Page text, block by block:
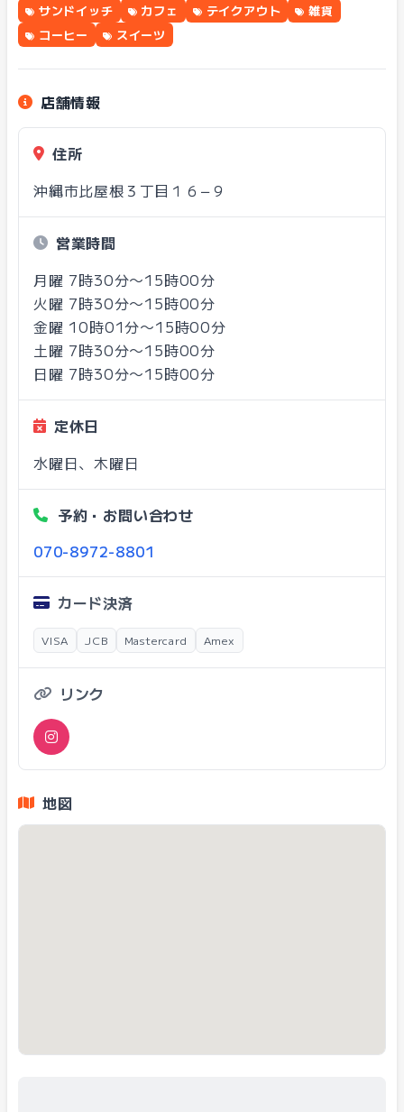
サンドイッチ カフェ テイクアウト
雑貨
コーヒー
スイーツ
店舗情報
住所
沖縄市比屋根３丁目１６−９
営業時間
月曜 7時30分〜15時00分
火曜 7時30分〜15時00分
金曜 10時01分〜15時00分
土曜 7時30分〜15時00分
日曜 7時30分〜15時00分
定休日
水曜日、木曜日
予約・お問い合わせ
070-8972-8801
カード決済
VISA JCB Mastercard Amex
リンク
地図